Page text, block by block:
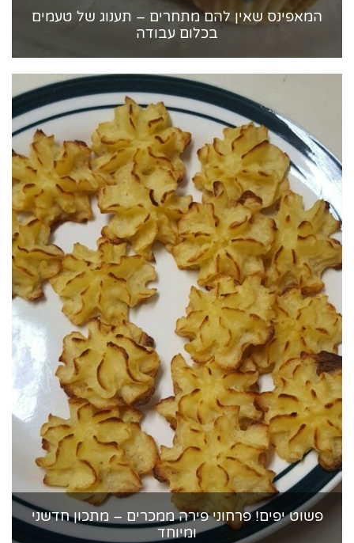
המאפינס שאין להם מתחרים – תענוג של טעמים
בכלום עבודה
פשוט יפים! פרחוני פירה ממכרים – מתכון חדשני
ומיוחד